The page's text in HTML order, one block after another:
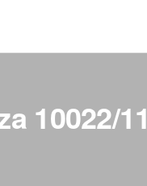
10022/11